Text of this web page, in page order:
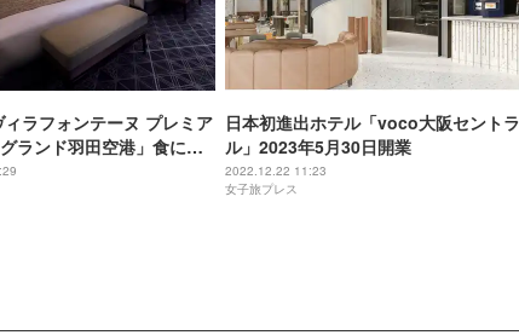
ラフォンテーヌ プレミア
ランド羽田空港」食に温
も揃う便利な“オールイン
日本初進出ホテル「voco大阪セントラ
ル」2023年5月30日開業
2022.12.22 11:23
女子旅プレス